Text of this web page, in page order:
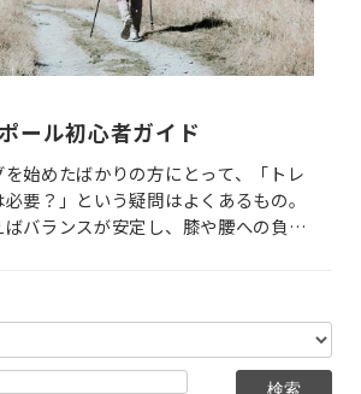
ール初心者ガイド
始めたばかりの方にとって、「トレ
要？」という疑問はよくあるもの。
バランスが安定し、膝や腰への負担
方・使い方・おすすめモデルをまと
ら登山を始める方や、購入を検討して